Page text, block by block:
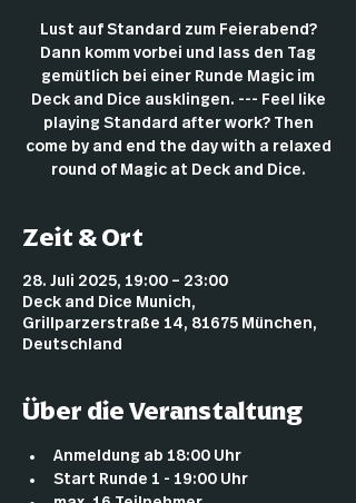
Lust auf Standard zum Feierabend?
Dann komm vorbei und lass den Tag
gemütlich bei einer Runde Magic im
Deck and Dice ausklingen. --- Feel like
playing Standard after work? Then
come by and end the day with a relaxed
round of Magic at Deck and Dice.
Zeit & Ort
28. Juli 2025, 19:00 – 23:00
Deck and Dice Munich,
Grillparzerstraße 14, 81675 München,
Deutschland
Über die Veranstaltung
Anmeldung ab 18:00 Uhr
Start Runde 1 - 19:00 Uhr